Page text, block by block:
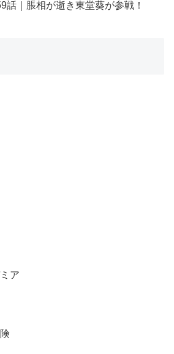
話｜脹相が逝き東堂葵が参戦！
ア